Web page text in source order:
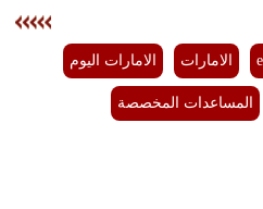
الامارات الامارات اليوم
المساعدات المخصصة